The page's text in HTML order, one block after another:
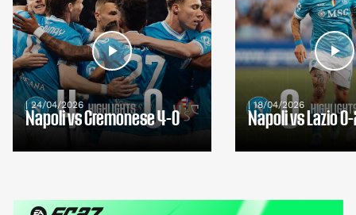
| 24/04/2026
Napoli vs Cremonese 4-0
| 18/04/2026
Napoli vs Lazio